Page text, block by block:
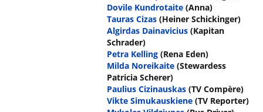
Dovile Kundrotaite (Anna)
Tauras Cizas (Heiner Schickinger)
Algirdas Dainavicius (Kapitan
Schrader)
Petra Kelling (Rena Eden)
Milda Noreikaite (Stewardess
Patricia Scherer)
Paulius Cizinauskas (TV Compère)
Vikte Simukauskiene (TV Reporter)